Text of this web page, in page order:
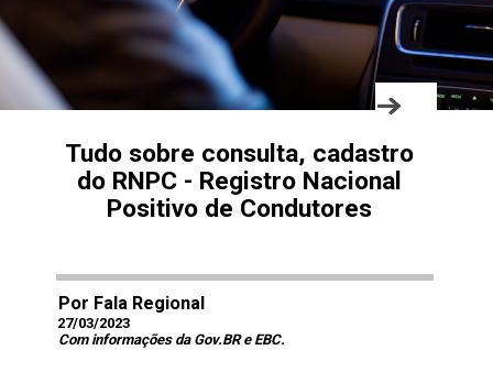
Por Fala Regional
27/03/2023
Tudo sobre consulta, cadastro
do RNPC - Registro Nacional
Positivo de Condutores
Com informações da Gov.BR e EBC.